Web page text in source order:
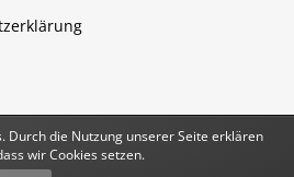
Software:WoltLab Suite™
Durch die Nutzung unserer Seite erklären
wir Cookies setzen.